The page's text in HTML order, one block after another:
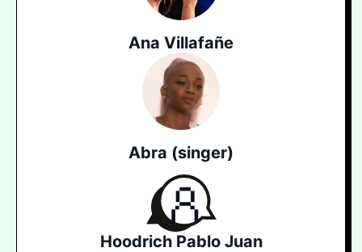
Ana Villafañe
Abra (singer)
Hoodrich Pablo Juan